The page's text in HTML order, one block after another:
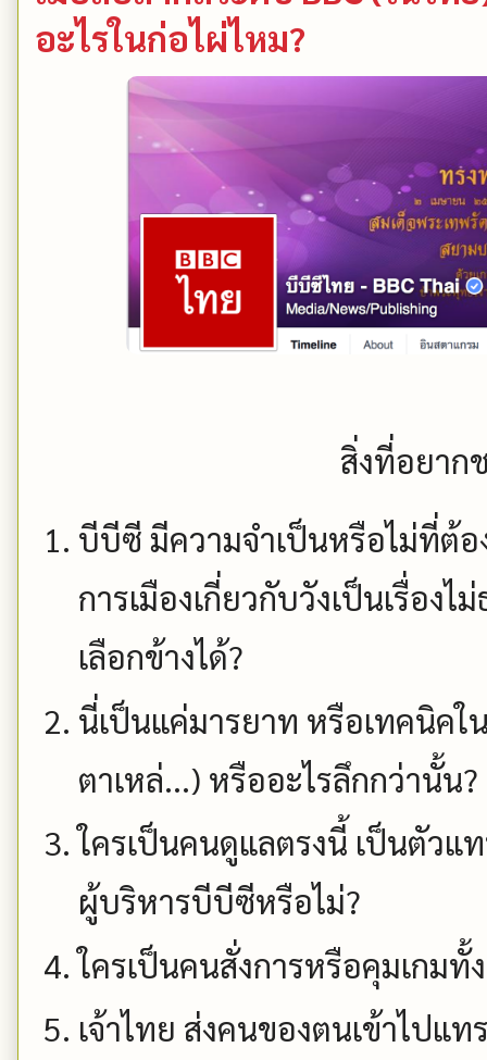
อะไรในก่อไผ่ไหม?
สิ่งที่อยาก
บีบีซี มีความจำเป็นหรือไม่ที่ต้
การเมืองเกี่ยวกับวังเป็นเรื่อง
เลือกข้างได้?
นี่เป็นแค่มารยาท หรือเทคนิคใ
ตาเหล่...) หรืออะไรลึกกว่านั้น?
ใครเป็นคนดูแลตรงนี้ เป็นตัว
ผู้บริหารบีบีซีหรือไม่?
ใครเป็นคนสั่งการหรือคุมเกมทั้
เจ้าไทย ส่งคนของตนเข้าไปแ